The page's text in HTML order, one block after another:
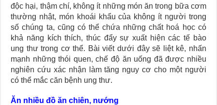
độc hại, thậm chí, không ít những món ăn trong bữa cơm
thường nhật, món khoái khẩu của không ít người trong
số chúng ta, cũng có thể chứa những chất hoá học có
khả năng kích thích, thúc đẩy sự xuất hiện các tế bào
ung thư trong cơ thể. Bài viết dưới đây sẽ liệt kê, nhấn
mạnh những thói quen, chế độ ăn uống đã được nhiều
nghiên cứu xác nhận làm tăng nguy cơ cho một người
có thể mắc căn bệnh ung thư.
Ăn nhiều đồ ăn chiên, nướng